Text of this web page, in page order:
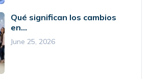
Qué significan los cambios
en...
June 25, 2026